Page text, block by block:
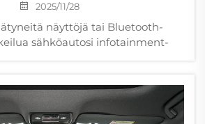
2025/11/28
näyttöjä tai Bluetooth-
sähköautosi infotainment-
askeleelta -ohjeet.